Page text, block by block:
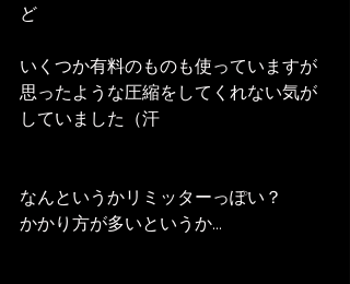
ど
いくつか有料のものも使っていますが
思ったような圧縮をしてくれない気が
していました（汗
なんというかリミッターっぽい？
かかり方が多いというか...